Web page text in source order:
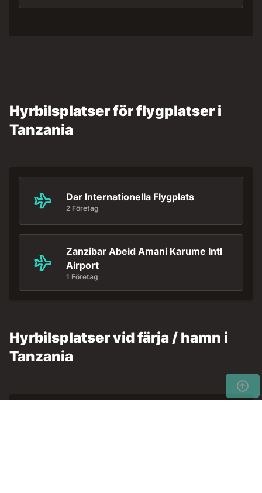
Hyrbilsplatser för flygplatser i
Tanzania
Dar Internationella Flygplats
2 Företag
Zanzibar Abeid Amani Karume Intl
Airport
1 Företag
Hyrbilsplatser vid färja / hamn i
Tanzania